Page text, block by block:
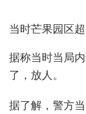
当时芒果园区
据称当时当局
了，放人。
据了解，警方